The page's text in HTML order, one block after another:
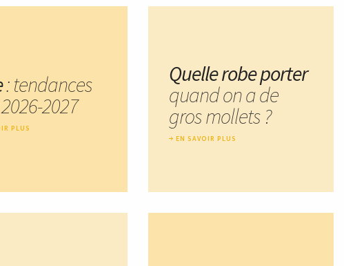
: tendances
2027
PLUS
Quelle robe porter
quand on a de
gros mollets ?
EN SAVOIR PLUS